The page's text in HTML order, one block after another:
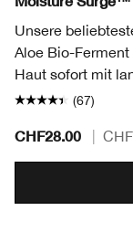
Unsere
Aloe Bio-
Haut sofort mit
(67)
CHF28.00